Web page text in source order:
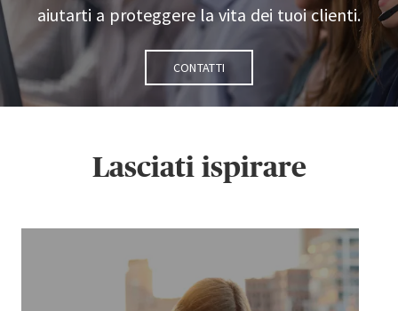
aiutarti a proteggere la vita dei tuoi clienti.
Contatti
Lasciati ispirare